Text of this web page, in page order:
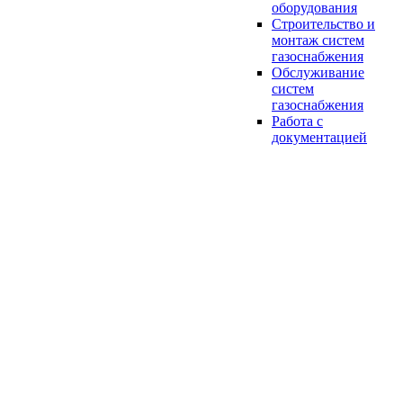
оборудования
Строительство и
монтаж систем
газоснабжения
Обслуживание
систем
газоснабжения
Работа с
документацией